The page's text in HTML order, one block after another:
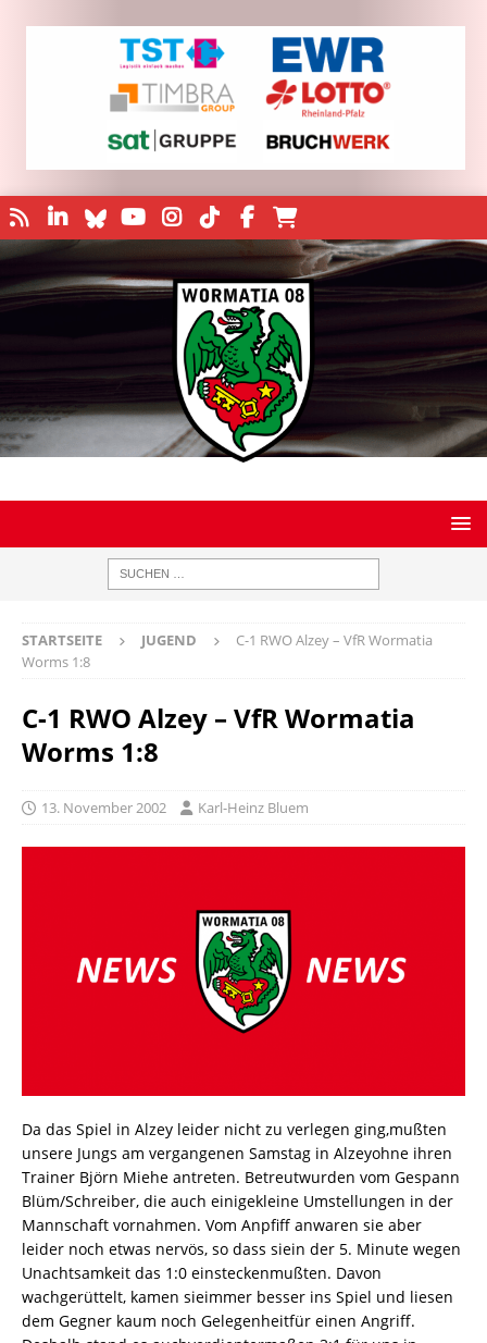
STARTSEITE JUGEND
C-1 RWO Alzey – VfR Wormatia
Worms 1:8
C-1 RWO Alzey – VfR Wormatia
Worms 1:8
13. November 2002 Karl-Heinz Bluem
Da das Spiel in Alzey leider nicht zu verlegen ging,mußten
unsere Jungs am vergangenen Samstag in Alzeyohne ihren
Trainer Björn Miehe antreten. Betreutwurden vom Gespann
Blüm/Schreiber, die auch einigekleine Umstellungen in der
Mannschaft vornahmen. Vom Anpfiff anwaren sie aber
leider noch etwas nervös, so dass siein der 5. Minute wegen
Unachtsamkeit das 1:0 einsteckenmußten. Davon
wachgerüttelt, kamen sieimmer besser ins Spiel und liesen
dem Gegner kaum noch Gelegenheitfür einen Angriff.